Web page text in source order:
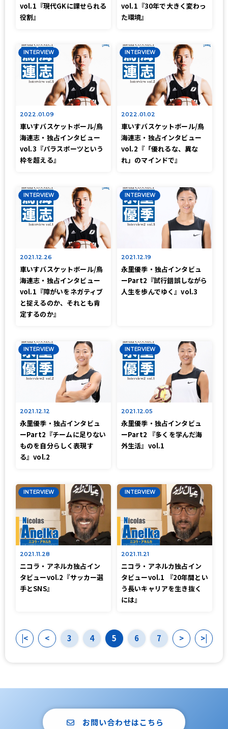
vol.1『現代GKに課せられる
役割』
vol.1『30年で大きく変わっ
た環境』
INTERVIEW
2022.01.09
車いすバスケットボール/鳥
海連志・独占インタビュー
vol.3『パラスポーツという
枠を超える』
INTERVIEW
2022.01.02
車いすバスケットボール/鳥
海連志・独占インタビュー
vol.2『「優れるな、異な
れ」のマインドで』
INTERVIEW
2021.12.26
車いすバスケットボール/鳥
海連志・独占インタビュー
vol.1『障がいをネガティブ
と捉えるのか、それとも肯
定するのか』
INTERVIEW
2021.12.19
永里優季・独占インタビュ
ーPart2『試行錯誤しながら
人生を歩んでゆく』vol.3
INTERVIEW
2021.12.12
永里優季・独占インタビュ
ーPart2『チームに足りない
ものを自分らしく表現す
る』vol.2
INTERVIEW
2021.12.05
永里優季・独占インタビュ
ーPart2 『多くを学んだ海
外生活』vol.1
INTERVIEW
2021.11.28
ニコラ・アネルカ独占イン
タビューvol.2『サッカー選
手とSNS』
INTERVIEW
2021.11.21
ニコラ・アネルカ独占イン
タビューvol.1 『20年間とい
う長いキャリアを生き抜く
には』
|< < 3 4 5 6 7 > >|
お問い合わせはこちら